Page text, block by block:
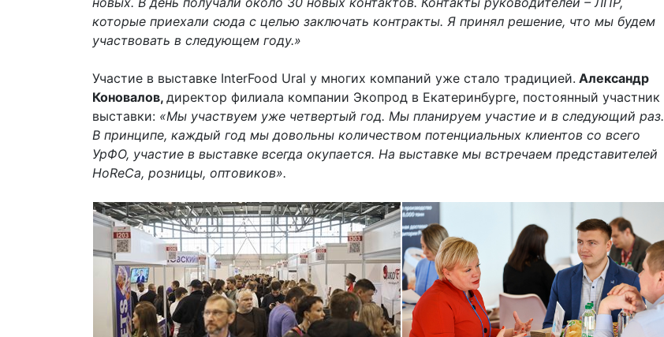
которые приехали сюда с целью заключать контракты. Я принял решение, что мы будем
участвовать в следующем году.»
Участие в выставке InterFood Ural у многих компаний уже стало традицией. Александр
Коновалов, директор филиала компании Экопрод в Екатеринбурге, постоянный участник
выставки: «Мы участвуем уже четвертый год. Мы планируем участие и в следующий раз.
В принципе, каждый год мы довольны количеством потенциальных клиентов со всего
УрФО, участие в выставке всегда окупается. На выставке мы встречаем представителей
HoReCa, розницы, оптовиков».